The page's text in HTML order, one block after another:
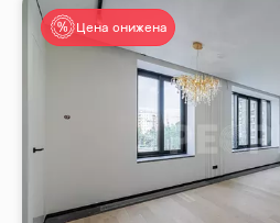
Цена снижена